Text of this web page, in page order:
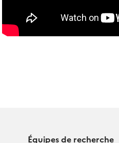
Équipes de recherche